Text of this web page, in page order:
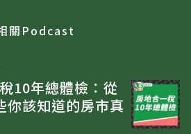
關 Podcast
10年總體檢：從
你該知道的房市真